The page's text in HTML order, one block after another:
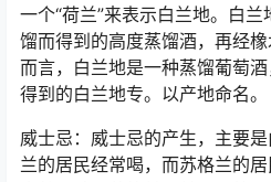
一个“荷兰”来表示白兰地。白
馏而得到的高度蒸馏酒，再经
而言，白兰地是一种蒸馏葡萄
得到的白兰地专。以产地命名。
威士忌：威士忌的产生，主要
兰的居民经常喝，而苏格兰的居